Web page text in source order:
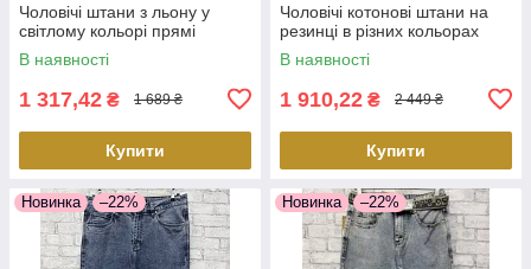
Чоловічі штани з льону у
світлому кольорі прямі
В наявності
1 317,42 ₴ 1 689 ₴
Купити
Чоловічі котонові штани на
резинці в різних кольорах
В наявності
1 910,22 ₴ 2 449 ₴
Купити
Новинка –22% Новинка –22%